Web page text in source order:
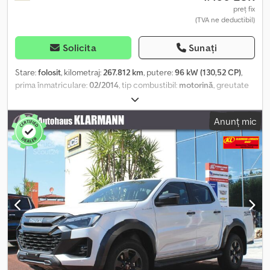
preț fix
(TVA ne deductibil)
Solicita Sunați
Stare:folosit, kilometraj:267.812 km, putere:96 kW (130,52 CP),
prima înmatriculare:02/2014, tip combustibil: motorină, greutate
, tip de angrenaj:
emisii:Euro 5, număr de locuri:7, An de fabricație:2014, Dotări:
ABS, a avut un accident, filtru de particule, program electronic
de stabilitate (ESP), închidere centralizată, * Motorul pornește
dar scoate zgomote / Defect motor * Primul proprietar Echipare
specială: Suspensie spate întărită, pregătire pentru radio, 4
difuzoare Dotări suplimentare: Airbag șofer, control al tracțiunii
(ASR), computer de bord, spațiu de depozitare plafon / galerie
depozitare plafon față, caroserie: platformă dublă cabină
standard, motor 2,2 L - 96 kW HDi FAP KAT, ampatament 4035 mm,
emisii reduse conform normei Euro 5, tapițerie: material textil,
scaune în cabina șoferului: banchetă dublă pasager cu tetiere
Chsdoy Ucqnopfx Afnoa
Anunț mic